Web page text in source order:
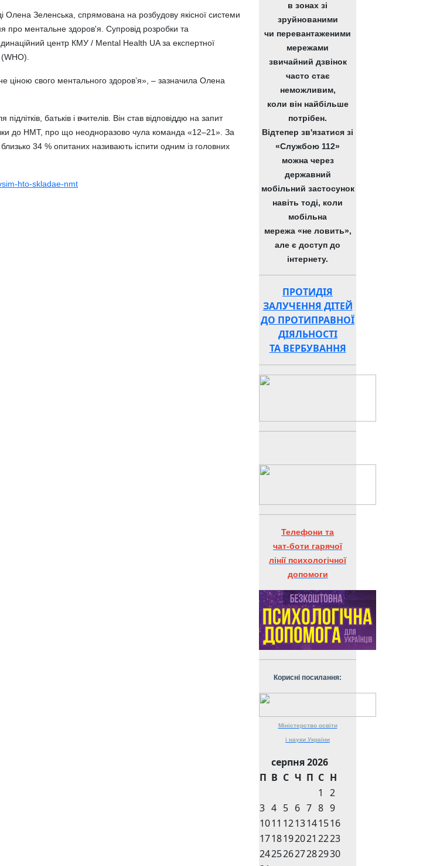
Олена Зеленська, спрямована на розбудову якісної системи
про ментальне здоров'я. Супровід розробки та
центр КМУ / Mental Health UA за експертної
ціною свого ментального здоров’я», – зазначила Олена
батьків і вчителів. Він став відповіддю на запит
до НМТ, про що неодноразово чула команда «12–21». За
34 % опитаних називають іспити одним із головних
hto-skladae-nmt
в зонах зі
зруйнованими
чи перевантаженими
мережами
звичайний дзвінок
часто стає
неможливим,
коли він найбільше
потрібен.
Відтепер зв'язатися зі
«Службою 112»
можна через
державний
мобільний застосунок
навіть тоді, коли
мобільна
мережа «не ловить»,
але є доступ до
інтернету.
ПРОТИДІЯ
ЗАЛУЧЕННЯ ДІТЕЙ
ДО ПРОТИПРАВНОЇ
ДІЯЛЬНОСТІ
ТА ВЕРБУВАННЯ
Телефони та
чат-боти гарячої
лінії психологічної
допомоги
Корисні посилання:
Міністерство освіти
і науки України
серпня 2026
П В С Ч П С Н
1
2
3 4 5 6 7 8 9
1011 1213141516
1718192021 2223
24252627282930